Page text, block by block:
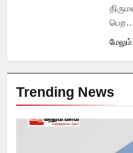
பெற…
Trending News